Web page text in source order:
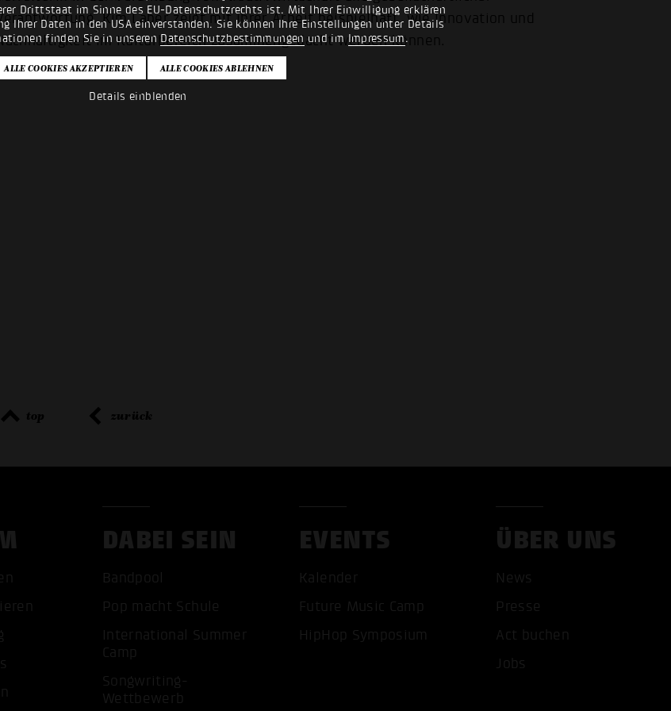
Drittstaat im Sinne des EU-Datenschutzrechts ist. Mit Ihrer Einwilligung erklären
Ihrer Daten in den USA einverstanden. Sie können Ihre Einstellungen unter Details
finden Sie in unseren Datenschutzbestimmungen und imImpressum.
ALLE COOKIES AKZEPTIEREN
Details einblenden
Kim Laber zeigt mit ihrer Arbeit beispielhaft, wie Innovation und
im Kulturbereich zusammengedacht werden können.
top zurück
DABEI SEIN
Bandpool
Pop macht Schule
International Summer
Camp
Songwriting-
Wettbewerb
EVENTS
Kalender
Future Music Camp
HipHop Symposium
ÜBER UNS
News
Presse
Act buchen
Jobs